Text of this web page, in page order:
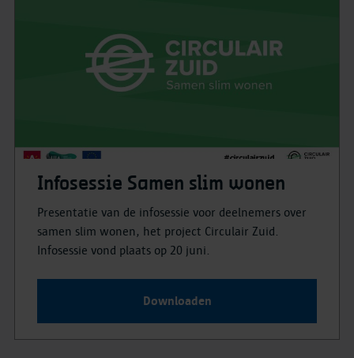
Infosessie Samen slim wonen
Presentatie van de infosessie voor deelnemers over
samen slim wonen, het project Circulair Zuid.
Infosessie vond plaats op 20 juni.
Downloaden